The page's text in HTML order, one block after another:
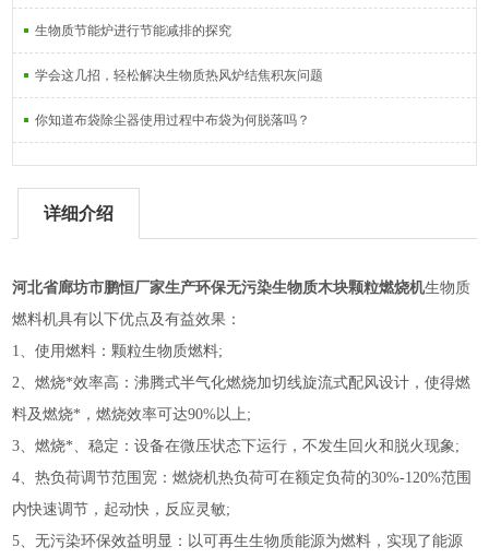
生物质节能炉进行节能减排的探究
学会这几招，轻松解决生物质热风炉结焦积灰问题
你知道布袋除尘器使用过程中布袋为何脱落吗？
详细介绍
河北省廊坊市鹏恒厂家生产环保无污染生物质木块颗粒燃烧机生物质
燃料机具有以下优点及有益效果：
1、使用燃料：颗粒生物质燃料;
2、燃烧*效率高：沸腾式半气化燃烧加切线旋流式配风设计，使得燃
料及燃烧*，燃烧效率可达90%以上;
3、燃烧*、稳定：设备在微压状态下运行，不发生回火和脱火现象;
4、热负荷调节范围宽：燃烧机热负荷可在额定负荷的30%-120%范围
内快速调节，起动快，反应灵敏;
5、无污染环保效益明显：以可再生生物质能源为燃料，实现了能源